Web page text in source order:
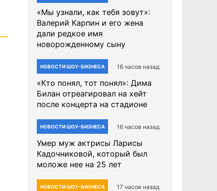
«Мы узнали, как тебя зовут»:
Валерий Карпин и его жена
дали редкое имя
новорожденному сыну
НОВОСТИ ШОУ-БИЗНЕСА 16 часов назад
«Кто понял, тот понял»: Дима
Билан отреагировал на хейт
после концерта на стадионе
НОВОСТИ ШОУ-БИЗНЕСА 16 часов назад
Умер муж актрисы Ларисы
Кадочниковой, который был
моложе нее на 25 лет
НОВОСТИ ШОУ-БИЗНЕСА 17 часов назад